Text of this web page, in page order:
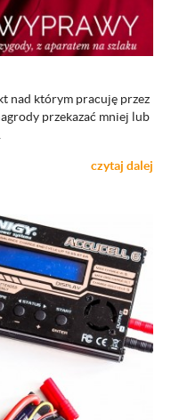
nad którym pracuję przez
przekazać mniej lub
czytaj dalej